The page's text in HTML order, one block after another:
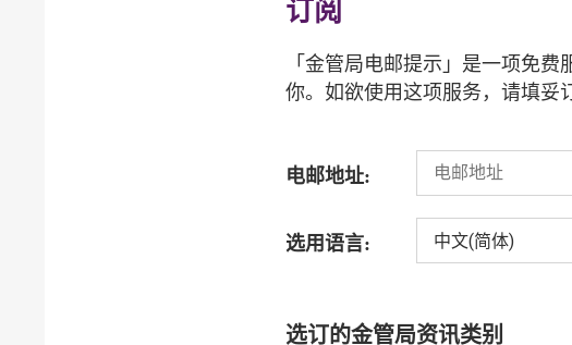
订阅
「金管局电邮提示」是一项免
你。如欲使用这项服务，请填妥
电邮地址:
选用语言: 中文(简体)
选订的金管局资讯类别